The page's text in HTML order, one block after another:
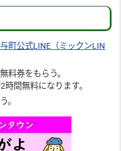
町公式LINE（ミックンLIN
料券をもらう。
間無料になります。
。